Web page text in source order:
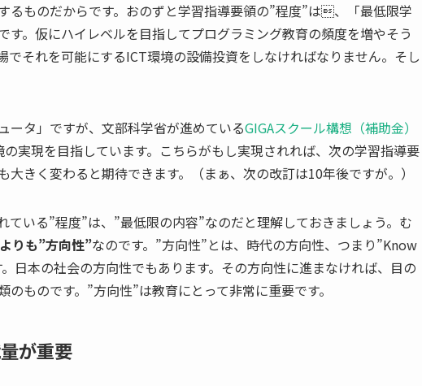
るものだからです。おのずと学習指導要領の”程度”は、「最低限学
。仮にハイレベルを目指してプログラミング教育の頻度を増やそう
でそれを可能にするICT環境の設備投資をしなければなりません。そし
ータ」ですが、文部科学省が進めているGIGAスクール構想（補助金）
実現を目指しています。こちらがもし実現されれば、次の学習指導要
きく変わると期待できます。（まぁ、次の改訂は10年後ですが。）
ている”程度”は、”最低限の内容”なのだと理解しておきましょう。む
りも”方向性”なのです。”方向性”とは、時代の方向性、つまり”Know
日本の社会の方向性でもあります。その方向性に進まなければ、目の
ものです。”方向性”は教育にとって非常に重要です。
が重要